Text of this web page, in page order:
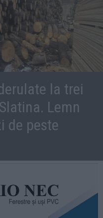
la trei
Lemn
de peste